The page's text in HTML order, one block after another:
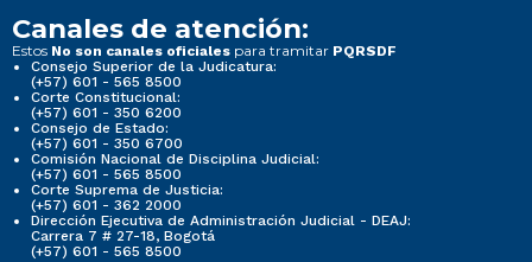
Canales de atención:
Estos No son canales oficiales para tramitar PQRSDF
Consejo Superior de la Judicatura:
(+57) 601 - 565 8500
Corte Constitucional:
(+57) 601 - 350 6200
Consejo de Estado:
(+57) 601 - 350 6700
Comisión Nacional de Disciplina Judicial:
(+57) 601 - 565 8500
Corte Suprema de Justicia:
(+57) 601 - 362 2000
Dirección Ejecutiva de Administración Judicial - DEAJ:
Carrera 7 # 27-18, Bogotá
(+57) 601 - 565 8500